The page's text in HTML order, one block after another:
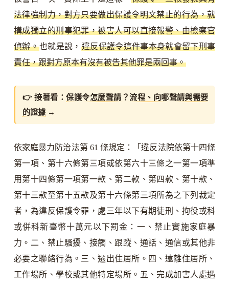
法律強制力，對方只要做出保護令明文禁止的行為，就
構成獨立的刑事犯罪，被害人可以直接報警、由檢察官
偵辦。也就是說， 違反保護令這件事本身就會留下刑事
責任，跟對方原本有沒有被告其他罪是兩回事。
👉 接著看：保護令怎麼聲請？流程、向哪聲請與需要
的證據→
依家庭暴力防治法第 61 條規定：「違反法院依第十四條
第一項、第十六條第三項或依第六十三條之一第一項準
用第十四條第一項第一款、第二款、第四款、第十款、
第十三款至第十五款及第十六條第三項所為之下列裁定
者，為違反保護令罪，處三年以下有期徒刑、拘役或科
或併科新臺幣十萬元以下罰金：一、禁止實施家庭暴
力。二、禁止騷擾、接觸、跟蹤、通話、通信或其他非
必要之聯絡行為。三、遷出住居所。四、遠離住居所、
工作場所、學校或其他特定場所。五、完成加害人處遇